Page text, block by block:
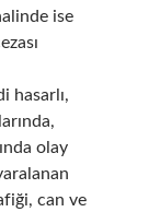
ise
hasarlı,
olay
can ve